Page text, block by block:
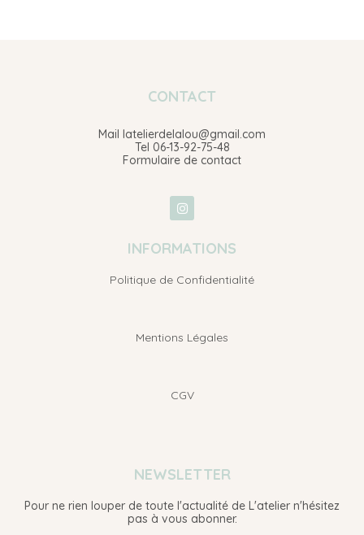
CONTACT
Mail latelierdelalou@gmail.com
Tel 06-13-92-75-48
Formulaire de contact
INFORMATIONS
Politique de Confidentialité
Mentions Légales
CGV
NEWSLETTER
Pour ne rien louper de toute l'actualité de L'atelier n'hésitez
pas à vous abonner.